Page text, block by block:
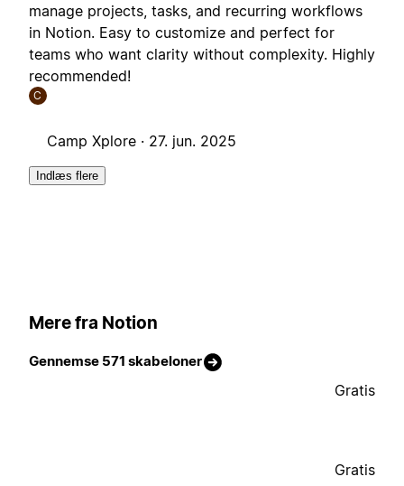
manage projects, tasks, and recurring workflows
in Notion. Easy to customize and perfect for
teams who want clarity without complexity. Highly
recommended!
C
Camp Xplore · 27. jun. 2025
Indlæs flere
Mere fra Notion
Gennemse 571 skabeloner
Gratis
Gratis